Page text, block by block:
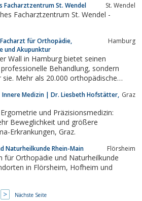
sind wir immer persönlich für Sie da.
Facharztzentrum St. Wendel St. Wendel
Facharztzentrum St. Wendel -
für Orthopädie,
und Akupunktur
Hamburg
Wall in Hamburg bietet seinen
Behandlung, sondern
Mehr als 20.000 orthopädische
Privatversicherte sind dort willkommen.
Medizin | Dr. Liesbeth Hofstätter, Graz
Lebensfreude bei Rheuma-Erkrankungen, Graz.
Naturheilkunde Rhein-Main Flörsheim
für Orthopädie und Naturheilkunde
Flörsheim, Hofheim und
> Nächste Seite